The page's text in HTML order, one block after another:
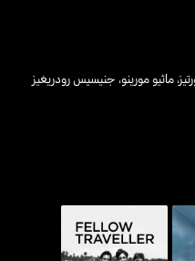
،ماثيو مورينو، جنيسيس رودريغيز